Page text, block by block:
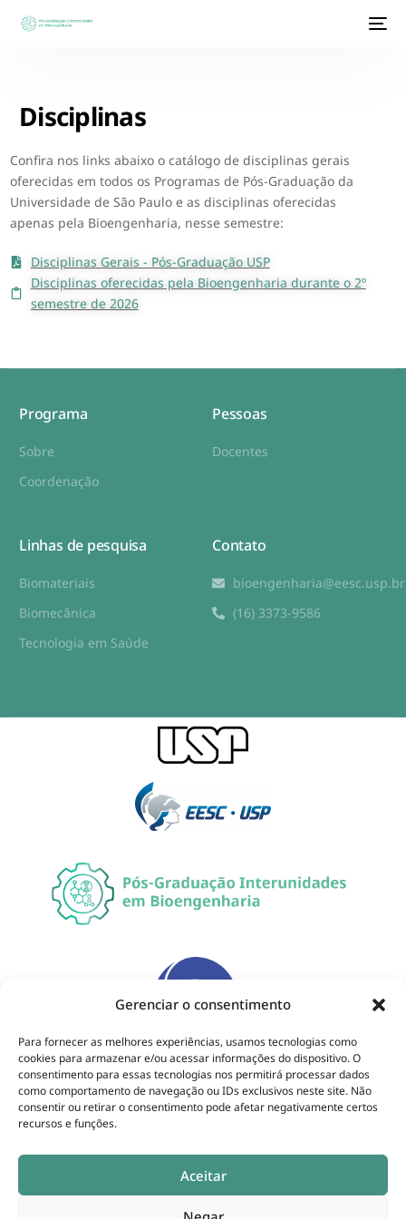
Gerenciar o consentimento
Para fornecer as melhores experiências, usamos tecnologias como
cookies para armazenar e/ou acessar informações do dispositivo. O
consentimento para essas tecnologias nos permitirá processar dados
como comportamento de navegação ou IDs exclusivos neste site. Não
consentir ou retirar o consentimento pode afetar negativamente certos
recursos e funções.
Aceitar
Disciplinas
Confira nos links abaixo o catálogo de disciplinas gerais
oferecidas em todos os Programas de Pós-Graduação da
Universidade de São Paulo e as disciplinas oferecidas
apenas pela Bioengenharia, nesse semestre:
Disciplinas Gerais - Pós-Graduação USP
Disciplinas oferecidas pela Bioengenharia durante o 2º
semestre de 2026
Programa
Sobre
Coordenação
Pessoas
Docentes
Linhas de pesquisa
Biomateriais
Biomecânica
Tecnologia em Saúde
Contato
bioengenharia@eesc.usp.br
(16) 3373-9586